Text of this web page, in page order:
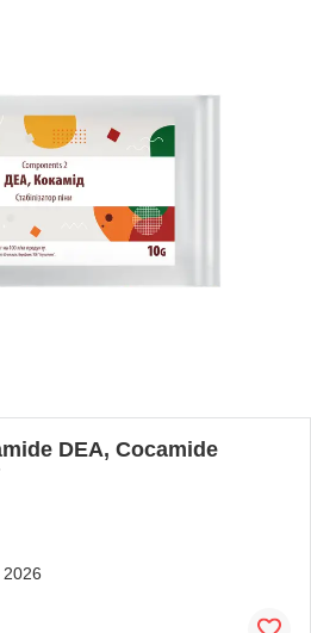
DEA, Cocamide
2026